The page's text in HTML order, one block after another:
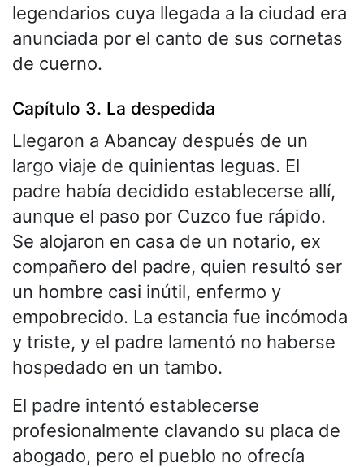
legendarios cuya llegada a la ciudad era
anunciada por el canto de sus cornetas
de cuerno.
Capítulo 3. La despedida
Llegaron a Abancay después de un
largo viaje de quinientas leguas. El
padre había decidido establecerse allí,
aunque el paso por Cuzco fue rápido.
Se alojaron en casa de un notario, ex
compañero del padre, quien resultó ser
un hombre casi inútil, enfermo y
empobrecido. La estancia fue incómoda
y triste, y el padre lamentó no haberse
hospedado en un tambo.
El padre intentó establecerse
profesionalmente clavando su placa de
abogado, pero el pueblo no ofrecía